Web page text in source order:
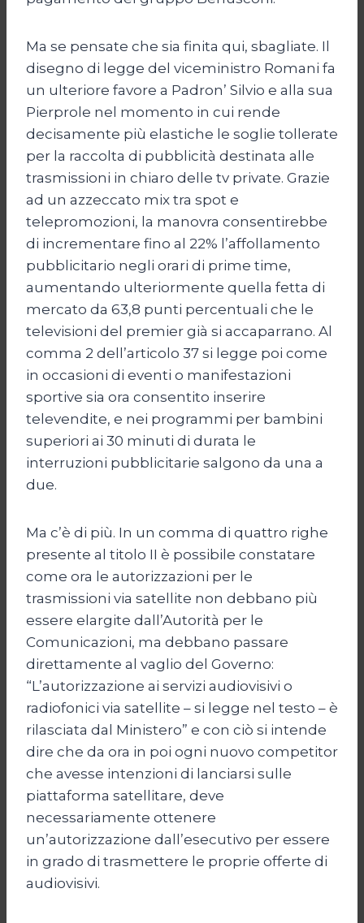
Ma se pensate che sia finita qui, sbagliate. Il
disegno di legge del viceministro Romani fa
un ulteriore favore a Padron’ Silvio e alla sua
Pierprole nel momento in cui rende
decisamente più elastiche le soglie tollerate
per la raccolta di pubblicità destinata alle
trasmissioni in chiaro delle tv private. Grazie
ad un azzeccato mix tra spot e
telepromozioni, la manovra consentirebbe
di incrementare fino al 22% l’affollamento
pubblicitario negli orari di prime time,
aumentando ulteriormente quella fetta di
mercato da 63,8 punti percentuali che le
televisioni del premier già si accaparrano. Al
comma 2 dell’articolo 37 si legge poi come
in occasioni di eventi o manifestazioni
sportive sia ora consentito inserire
televendite, e nei programmi per bambini
superiori ai 30 minuti di durata le
interruzioni pubblicitarie salgono da una a
due.
Ma c’è di più. In un comma di quattro righe
presente al titolo II è possibile constatare
come ora le autorizzazioni per le
trasmissioni via satellite non debbano più
essere elargite dall’Autorità per le
Comunicazioni, ma debbano passare
direttamente al vaglio del Governo:
“L’autorizzazione ai servizi audiovisivi o
radiofonici via satellite – si legge nel testo – è
rilasciata dal Ministero” e con ciò si intende
dire che da ora in poi ogni nuovo competitor
che avesse intenzioni di lanciarsi sulle
piattaforma satellitare, deve
necessariamente ottenere
un’autorizzazione dall’esecutivo per essere
in grado di trasmettere le proprie offerte di
audiovisivi.